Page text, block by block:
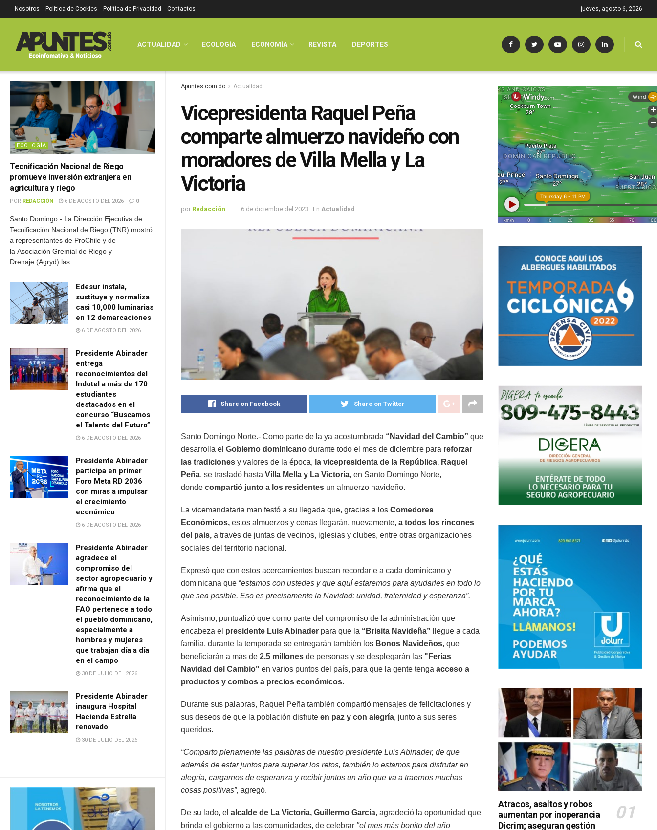
ECOLOGÍA
Tecnificación Nacional de Riego
promueve inversión extranjera en
agricultura y riego
POR REDACCIÓN 6 DE AGOSTO DEL 2026 0
Santo Domingo.- La Dirección Ejecutiva de
Tecnificación Nacional de Riego (TNR) mostró
a representantes de ProChile y de
la Asociación Gremial de Riego y
Drenaje (Agryd) las...
Edesur instala,
sustituye y normaliza
casi 10,000 luminarias
en 12 demarcaciones
6 DE AGOSTO DEL 2026
Presidente Abinader
entrega
reconocimientos del
Indotel a más de 170
estudiantes
destacados en el
concurso “Buscamos
el Talento del Futuro”
6 DE AGOSTO DEL 2026
Presidente Abinader
participa en primer
Foro Meta RD 2036
con miras a impulsar
el crecimiento
económico
6 DE AGOSTO DEL 2026
Presidente Abinader
agradece el
compromiso del
sector agropecuario y
afirma que el
reconocimiento de la
FAO pertenece a todo
el pueblo dominicano,
especialmente a
hombres y mujeres
que trabajan día a día
en el campo
30 DE JULIO DEL 2026
Presidente Abinader
inaugura Hospital
Hacienda Estrella
renovado
30 DE JULIO DEL 2026
Nosotros Política de Cookies Política de Privacidad Contactos jueves, agosto 6, 2026
ACTUALIDAD ECOLOGÍA ECONOMÍA REVISTA DEPORTES
Apuntes.com.do Actualidad
Vicepresidenta Raquel Peña
comparte almuerzo navideño con
moradores de Villa Mella y La
Victoria
por Redacción 6 de diciembre del 2023 En Actualidad
Share on Facebook Share on Twitter
Santo Domingo Norte.- Como parte de la ya acostumbrada “Navidad del Cambio” que
desarrolla el Gobierno dominicano durante todo el mes de diciembre para reforzar
las tradiciones y valores de la época, la vicepresidenta de la República, Raquel
Peña, se trasladó hasta Villa Mella y La Victoria, en Santo Domingo Norte,
donde compartió junto a los residentes un almuerzo navideño.
La vicemandataria manifestó a su llegada que, gracias a los Comedores
Económicos, estos almuerzos y cenas llegarán, nuevamente, a todos los rincones
del país, a través de juntas de vecinos, iglesias y clubes, entre otras organizaciones
sociales del territorio nacional.
Expresó que con estos acercamientos buscan recordarle a cada dominicano y
dominicana que “estamos con ustedes y que aquí estaremos para ayudarles en todo lo
que sea posible. Eso es precisamente la Navidad: unidad, fraternidad y esperanza”.
Asimismo, puntualizó que como parte del compromiso de la administración que
encabeza el presidente Luis Abinader para que la “Brisita Navideña” llegue a cada
familia, durante la temporada se entregarán también los Bonos Navideños, que
beneficiarán a más de 2.5 millones de personas y se desplegarán las "Ferias
Navidad del Cambio" en varios puntos del país, para que la gente tenga acceso a
productos y combos a precios económicos.
Durante sus palabras, Raquel Peña también compartió mensajes de felicitaciones y
sus deseos de que la población disfrute en paz y con alegría, junto a sus seres
queridos.
“Comparto plenamente las palabras de nuestro presidente Luis Abinader, de que
además de estar juntos para superar los retos, también lo estamos para disfrutar en
alegría, cargarnos de esperanza y recibir juntos un año que va a traernos muchas
cosas positivas”, agregó.
De su lado, el alcalde de La Victoria, Guillermo García, agradeció la oportunidad que
brinda el gobierno a las comunidades, de celebrar "el mes más bonito del año
Atracos, asaltos y robos
aumentan por inoperancia
Dicrim; aseguran gestión